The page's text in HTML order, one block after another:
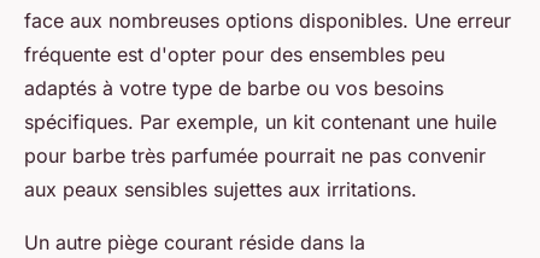
face aux nombreuses options disponibles. Une erreur
fréquente est d'opter pour des ensembles peu
adaptés à votre type de barbe ou vos besoins
spécifiques. Par exemple, un kit contenant une huile
pour barbe très parfumée pourrait ne pas convenir
aux peaux sensibles sujettes aux irritations.
Un autre piège courant réside dans la